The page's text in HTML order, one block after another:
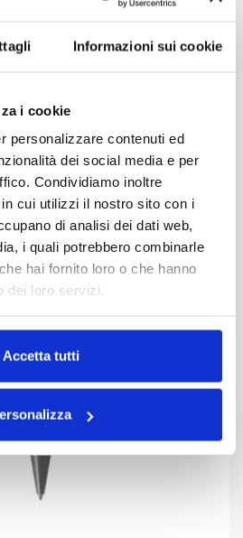
Informazioni sui cookie
i cookie
personalizzare contenuti ed
dei social media e per
Condividiamo inoltre
cui utilizzi il nostro sito con i
di analisi dei dati web,
i quali potrebbero combinarle
hai fornito loro o che hanno
dei loro servizi.
Accetta tutti